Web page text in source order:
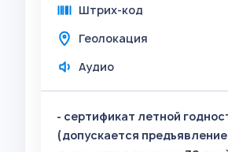
Штрих-код
Геолокация
Аудио
- сертификат летной
(допускается